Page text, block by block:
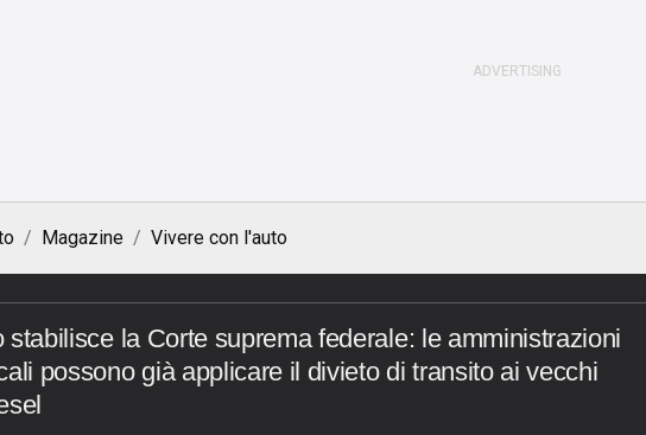
Magazine Vivere con l'auto
stabilisce la Corte suprema federale: le amministrazioni
possono già applicare il divieto di transito ai vecchi